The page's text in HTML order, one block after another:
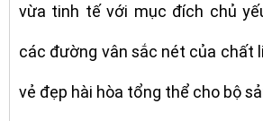
vừa tinh tế với mục đích chủ
các đường vân sắc nét của chất
vẻ đẹp hài hòa tổng thể cho bộ